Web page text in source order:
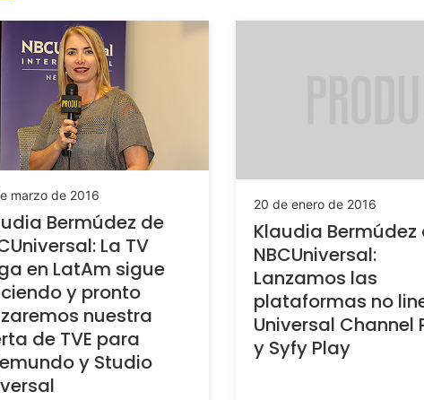
marzo de 2016
Bermúdez de
La TV
en LatAm sigue
y pronto
nuestra
de TVE para
y Studio
20 de enero de 2016
Klaudia Bermúdez
NBCUniversal:
Lanzamos las
plataformas no
Universal Channel
y Syfy Play